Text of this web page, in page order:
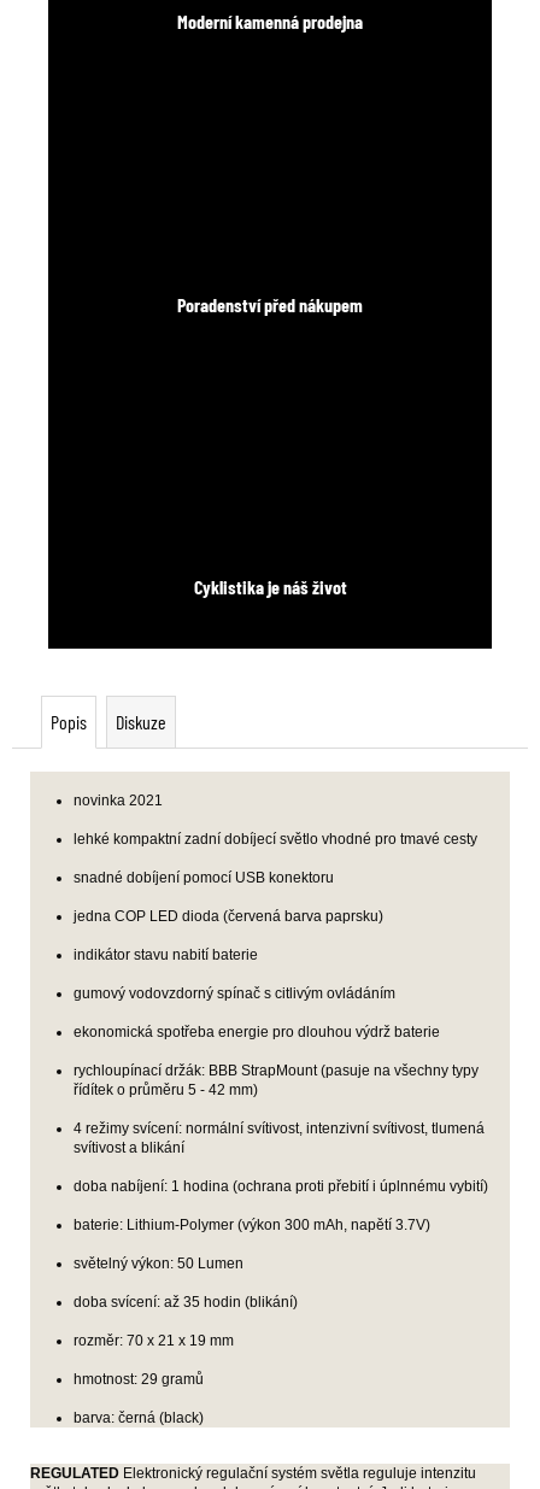
Moderní kamenná prodejna
Poradenství před nákupem
Cyklistika je náš život
Popis Diskuze
novinka 2021
lehké kompaktní zadní dobíjecí světlo vhodné pro tmavé cesty
snadné dobíjení pomocí USB konektoru
jedna COP LED dioda (červená barva paprsku)
indikátor stavu nabití baterie
gumový vodovzdorný spínač s citlivým ovládáním
ekonomická spotřeba energie pro dlouhou výdrž baterie
rychloupínací držák: BBB StrapMount (pasuje na všechny typy
řídítek o průměru 5 - 42 mm)
4 režimy svícení: normální svítivost, intenzivní svítivost, tlumená
svítivost a blikání
doba nabíjení: 1 hodina (ochrana proti přebití i úplnnému vybití)
baterie: Lithium-Polymer (výkon 300 mAh, napětí 3.7V)
světelný výkon: 50 Lumen
doba svícení: až 35 hodin (blikání)
rozměr: 70 x 21 x 19 mm
hmotnost: 29 gramů
barva: černá (black)
REGULATED Elektronický regulační systém světla reguluje intenzitu